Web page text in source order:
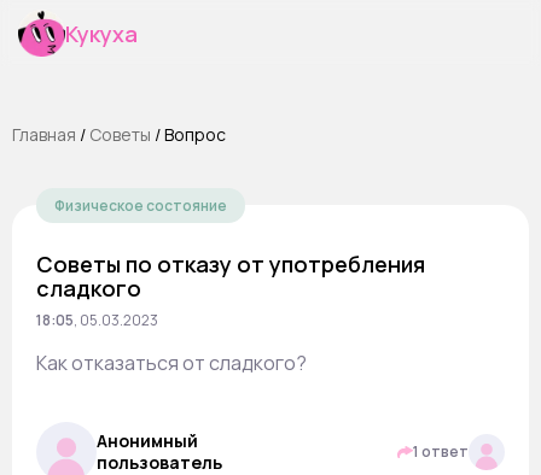
Кукуха
Главная / Cоветы /Вопрос
Физическое состояние
Советы по отказу от употребления
сладкого
18:05, 05.03.2023
Как отказаться от сладкого?
Анонимный
пользователь
1 ответ